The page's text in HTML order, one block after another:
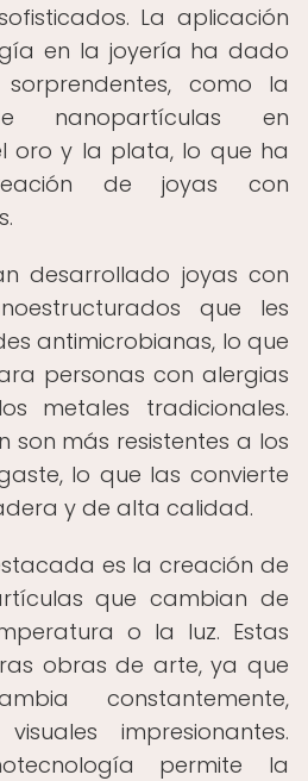
La aplicación
en la joyería ha dado
como la
nanopartículas en
oro y la plata, lo que ha
de joyas con
desarrollado joyas con
que les
antimicrobianas, lo que
personas con alergias
metales tradicionales.
son más resistentes a los
lo que las convierte
y de alta calidad.
es la creación de
que cambian de
o la luz. Estas
obras de arte, ya que
constantemente,
impresionantes.
permite la